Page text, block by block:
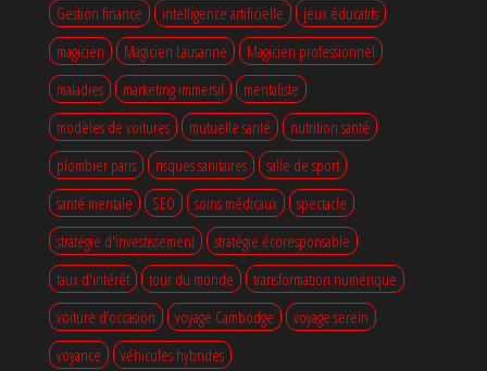
Gestion finance
intelligence artificielle
jeux éducatifs
magicien
Magicien Lausanne
Magicien professionnel
maladies
marketing immersif
mentaliste
modèles de voitures
mutuelle santé
nutrition santé
plombier paris
risques sanitaires
salle de sport
santé mentale
SEO soins médicaux
spectacle
stratégie d'investissement
stratégie écoresponsable
taux d'intérêt
tour du monde
transformation numérique
voiture d’occasion
voyage Cambodge
voyage serein
voyance
véhicules hybrides